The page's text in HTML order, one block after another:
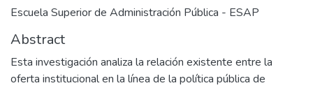
Escuela Superior de Administración Pública - ESAP
Abstract
Esta investigación analiza la relación existente entre la
oferta institucional en la línea de la política pública de